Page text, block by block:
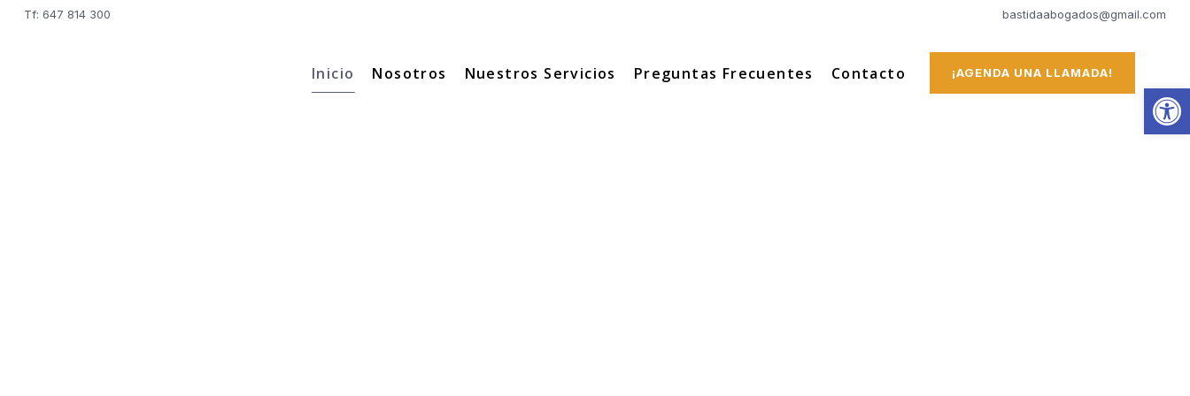
Tf: 647 814 300 bastidaabogados@gmail.com
¡AGENDA UNA LLAMADA!
Inicio Nosotros Nuestros Servicios Preguntas Frecuentes Contacto
Abrir